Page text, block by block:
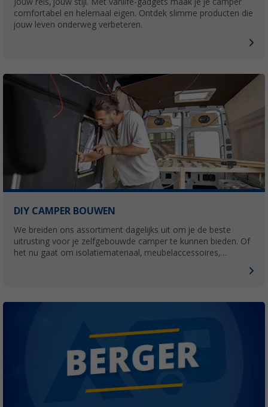
comfortabel en helemaal eigen. Ontdek slimme producten die
jouw leven onderweg verbeteren.
DIY CAMPER BOUWEN
We breiden ons assortiment dagelijks uit om je de beste
uitrusting voor je zelfgebouwde camper te kunnen bieden. Of
het nu gaat om isolatiemateriaal, meubelaccessoires,